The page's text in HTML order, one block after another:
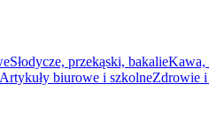
Słodycze, przekąski, bakalieKawa,
Artykuły biurowe i szkolneZdrowie i